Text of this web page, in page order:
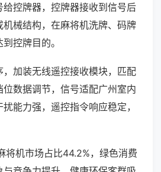
给控牌器，控牌器接收到信号后
械结构，在麻将机洗牌、码牌
控牌目的。
，加装无线遥控接收模块，匹配
数据调节，信号适配广州室内
能力强，遥控指令响应稳定，
将机市场占比44.2%，绿色消费